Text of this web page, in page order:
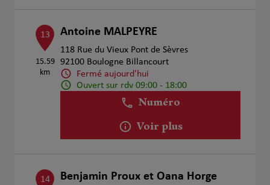
13
15.59
km
Antoine MALPEYRE
118 Rue du Vieux Pont de Sèvres
92100 Boulogne Billancourt
Fermé aujourd'hui
Ouvert sur rdv 09:00 - 18:00
Numéro
Voir plus
14 Benjamin Proux et Oana Horge